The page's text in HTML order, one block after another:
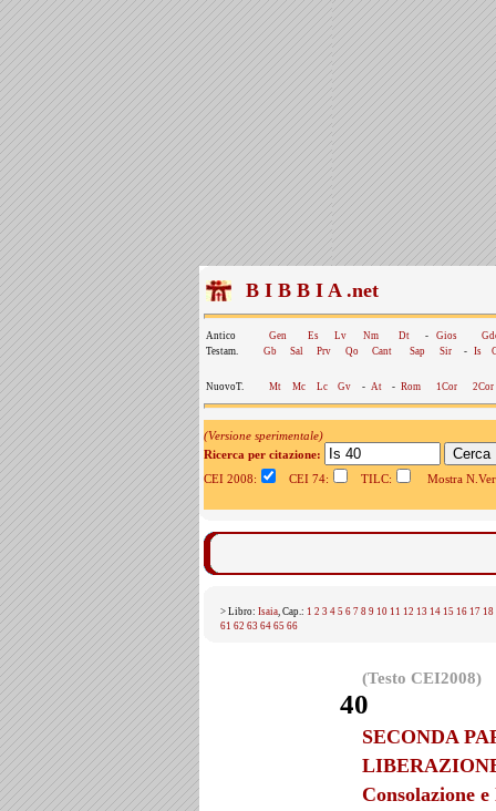
B I B B I A .net
Antico Gen Es Lv Nm Dt - Gios
Testam.
Gb Sal Prv Qo Cant Sap Sir - Is
NuovoT. Mt Mc Lc Gv - At - Rom 1Cor 2Cor
(Versione sperimentale)
Ricerca per citazione:
CEI 2008:
CEI 74: TILC: Mostra
> Libro: Isaia, Cap.: 1 2 3 4 5 6 7 8 9 10 11 12 13 14 15 16 17 18
61 62 63 64 65 66
(Testo CEI2008)
40
SECONDA
Consolazione